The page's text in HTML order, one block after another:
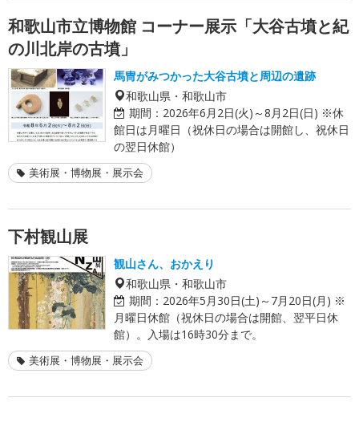
和歌山市立博物館 コーナー展示「大谷古墳と紀
の川北岸の古墳」
馬冑がみつかった大谷古墳と周辺の遺跡
和歌山県・和歌山市
期間： 2026年6月2日(火)～8月2日(日) ※休
館日は月曜日（祝休日の場合は開館し、祝休日
の翌日休館）
美術展・博物展・展示会
下村観山展
観山さん、おかえり
和歌山県・和歌山市
期間： 2026年5月30日(土)～7月20日(月) ※
月曜日休館（祝休日の場合は開館、翌平日休
館）。入場は16時30分まで。
美術展・博物展・展示会